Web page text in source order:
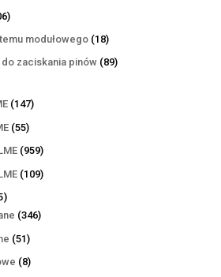
106
produktów
modułowego 1818
produktów
zaciskania pinów 8989
147147
5555
produktów
959959
produktów
109109
405
produktów
346346
5151
produktów
88